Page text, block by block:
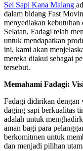
Sei Sapi Kana Malang
dalam bidang Fast
menyediakan
Selatan, Fadagi telah
untuk mendapatkan
ini, kami akan
mereka diakui sebagai
tersebut.
Memahami Fadagi:
Fadagi didirikan dengan
daging sapi berkualitas
adalah untuk
aman bagi para
berkomitmen untuk
dan menjadi pilihan